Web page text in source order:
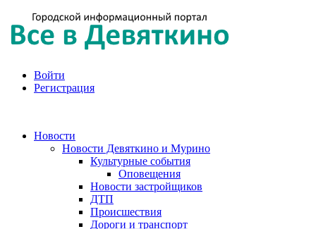
Войти
Регистрация
Новости
Новости Девяткино и Мурино
Культурные события
Оповещения
Новости застройщиков
ДТП
Происшествия
Дороги и транспорт